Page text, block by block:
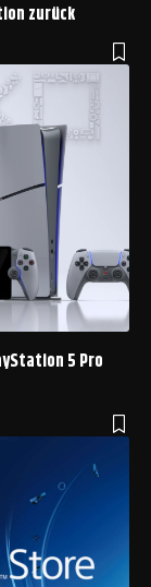
zurück
5 Pro